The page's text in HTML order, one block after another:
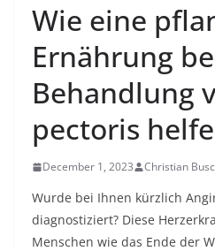
Wie eine
Ernährung
Behandlung
pectoris
December 1, 2023 Christian
Wurde bei Ihnen kürzlich
diagnostiziert? Diese
Menschen wie das Ende der